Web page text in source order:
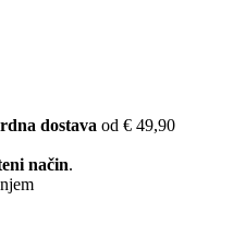
dostava od € 49,90
način.